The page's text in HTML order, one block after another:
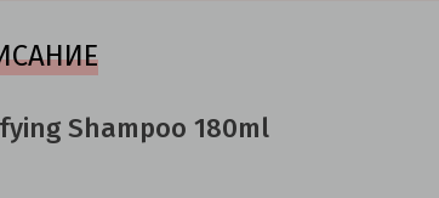
Shampoo 180ml